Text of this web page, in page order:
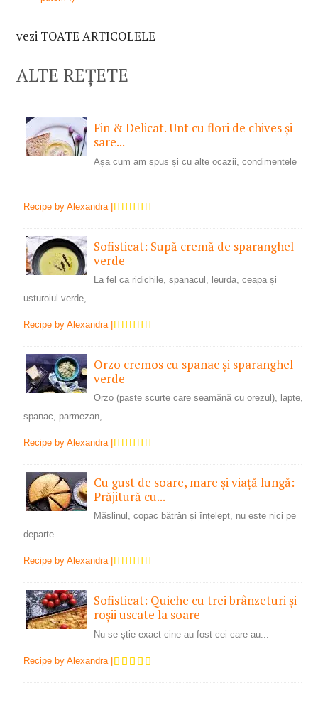
vezi TOATE ARTICOLELE
ALTE REȚETE
Fin & Delicat. Unt cu flori de chives și
sare...
Așa cum am spus și cu alte ocazii, condimentele
–...
Recipe by Alexandra|
Sofisticat: Supă cremă de sparanghel
verde
La fel ca ridichile, spanacul, leurda, ceapa și
usturoiul verde,...
Recipe by Alexandra|
Orzo cremos cu spanac și sparanghel
verde
Orzo (paste scurte care seamănă cu orezul), lapte,
spanac, parmezan,...
Recipe by Alexandra|
Cu gust de soare, mare și viață lungă:
Prăjitură cu...
Măslinul, copac bătrân și înțelept, nu este nici pe
departe...
Recipe by Alexandra|
Sofisticat: Quiche cu trei brânzeturi și
roșii uscate la soare
Nu se știe exact cine au fost cei care au...
Recipe by Alexandra|